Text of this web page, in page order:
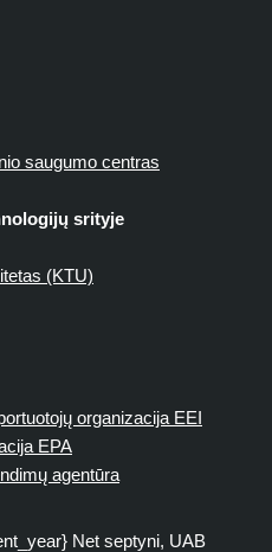
saugumo centras
srityje
(KTU)
organizacija EEI
EPA
agentūra
Net septyni, UAB